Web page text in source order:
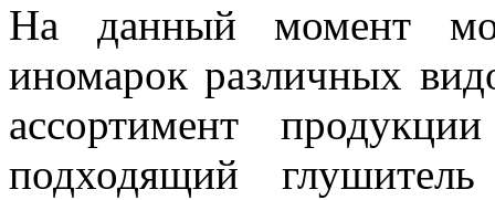
На данный момент
иномарок различных
ассортимент
подходящий